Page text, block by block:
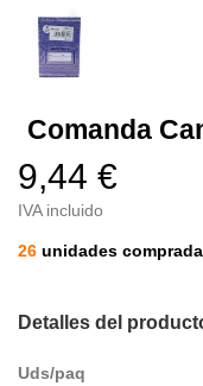
Comanda
9,44 €
IVA incluido
26 unidades
Detalles del
Uds/paq